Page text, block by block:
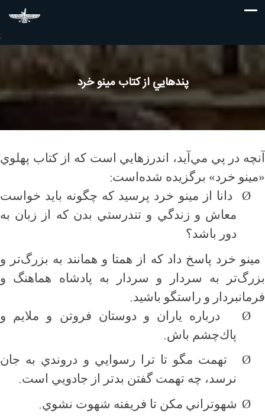
;
پندهايي از كتاب مينو خرد
آنچه در پي مي‌آيد، اندرزهايي است كه از كتاب پهلوي
«مينو خرد» برگزيده شده‌است:
Ø
دانا از مينو خرد پرسيد كه چگونه بايد خواست
معاش و زندگي و تندرستي بدن كه از زبان به
دور باشد؟
مينو خرد پاسخ داد كه از همتا و همانند به بزرگ‌تر و
بزرگ‌تر به سردار و سردار به پادشاه هماهنگ و
فرمانبردار و راستگو باشيد.
Ø
درباره ياران و دوستان فروتن و ملايم و
پاك‌چشم باش.
Ø
تهمت مگو تا ترا رسوايي و دروندي به جان
نرسد، چه تهمت گفتن بدتر از جادويي است.
Ø شهوتراني مكن تا فريفته شهوت نشوي.